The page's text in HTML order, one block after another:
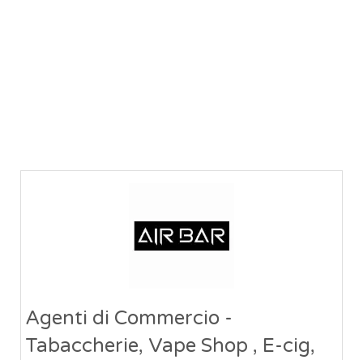
Agenti di Commercio -
Tabaccherie, Vape Shop , E-cig,